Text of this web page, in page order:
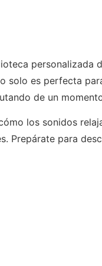
personalizada
solo es perfecta
de un
los sonidos
Prepárate para